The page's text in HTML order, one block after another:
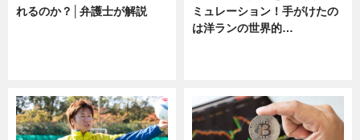
れるのか？│弁護士が解説
ミュレーション！手がけたの
は洋ランの世界的…